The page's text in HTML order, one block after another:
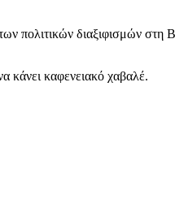
πολιτικών διαξιφισμών
κάνει καφενειακό χαβαλέ.